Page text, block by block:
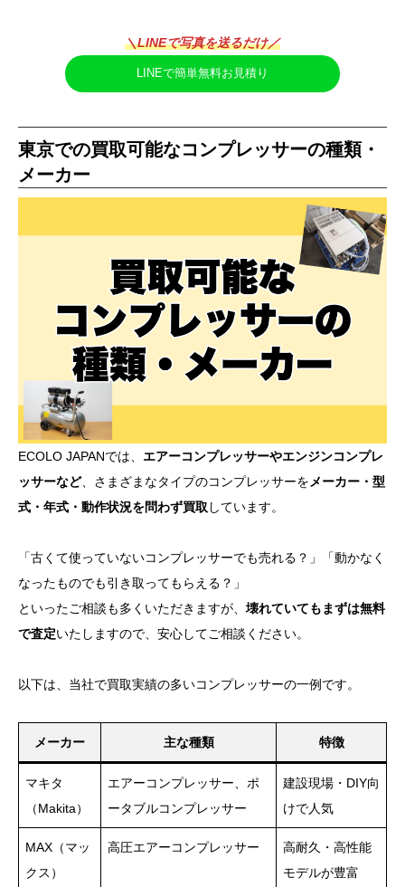
＼LINEで写真を送るだけ／
LINEで簡単無料お見積り
東京での買取可能なコンプレッサーの種類・
メーカー
ECOLO JAPANでは、 エアーコンプレッサーやエンジンコンプレ
ッサーなど、さまざまなタイプのコンプレッサーをメーカー・型
式・年式・動作状況を問わず買取 しています。
「古くて使っていないコンプレッサーでも売れる？」「動かなく
なったものでも引き取ってもらえる？」
といったご相談も多くいただきますが、 壊れていてもまずは無料
で査定いたしますので、安心してご相談ください。
以下は、当社で買取実績の多いコンプレッサーの一例です。
メーカー 主な種類 特徴
マキタ
（Makita）
エアーコンプレッサー、ポ
ータブルコンプレッサー
建設現場・DIY向
けで人気
MAX（マッ
クス）
高圧エアーコンプレッサー
高耐久・高性能
モデルが豊富